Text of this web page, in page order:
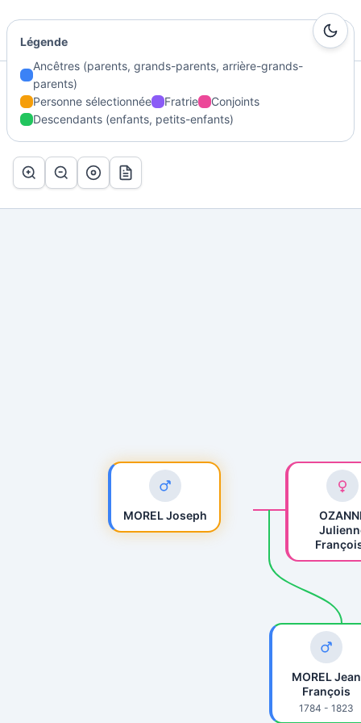
Accueil/Généalogie
Arbre de MOREL Joseph
MOREL Jean
François
1784 - 1823
MOREL Joseph
Légende
Ancêtres (parents, grands-parents, arrière-grands-
parents)
Personne sélectionnée
Fratrie
Conjoints
Descendants (enfants, petits-enfants)